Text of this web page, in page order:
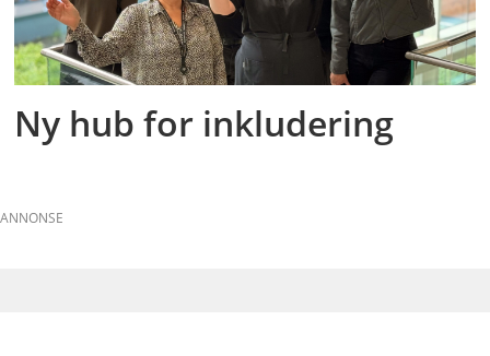
Ny hub for inkludering
ANNONSE